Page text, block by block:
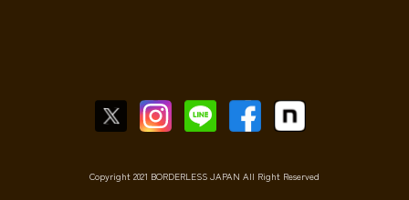
Copyright 2021 BORDERLESS JAPAN All Right Reserved